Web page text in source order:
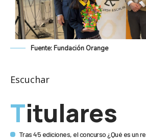
Fuente: Fundación Orange
Escuchar
Titulares
Tras 45 ediciones, el concurso ¿Qué es un